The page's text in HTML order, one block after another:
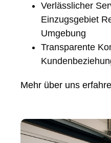
Verlässlicher
Einzugsgebiet
Umgebung
Transparente
Mehr über uns